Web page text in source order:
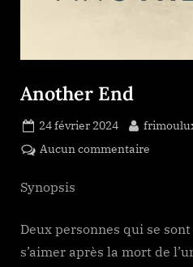
Another End
Posted
on
24 février 2024 By
Aucun commentaire
Synopsis
Deux personnes qui se
s’aimer après la mort de